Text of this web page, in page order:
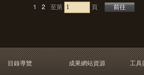
1 2 至第 頁
目錄導覽
成果網站資源
工具